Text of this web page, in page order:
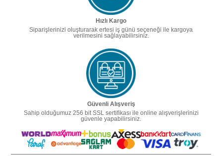
Hızlı Kargo
Siparişlerinizi oluşturarak ertesi iş günü seçeneği ile kargoya
verilmesini sağlayabilirsiniz.
Güvenli Alışveriş
Sahip olduğumuz 256 bit SSL sertifikası ile online alışverişlerinizi
güvenle yapabilirsiniz.